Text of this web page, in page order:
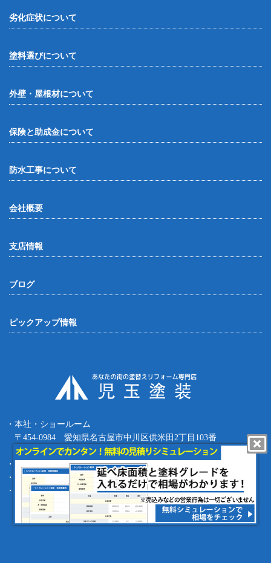
劣化症状について
塗料選びについて
外壁・屋根材について
保険と助成金について
防水工事について
会社概要
支店情報
ブログ
ピックアップ情報
・本社・ショールーム
〒454-0984 愛知県名古屋市中川区供米田2丁目103番
Tel.052-387-8427 Fax.052-387-8497
・四日市支店 〒512-0911 三重県四日市市生桑町270-36
・緑支店 〒458-0801 愛知県名古屋市緑区鳴海町根古屋1-16
・工事部 〒455-0873 愛知県名古屋市港区春田野1丁目1709番地
copyright (c) 児玉塗装 Allrights reserved.